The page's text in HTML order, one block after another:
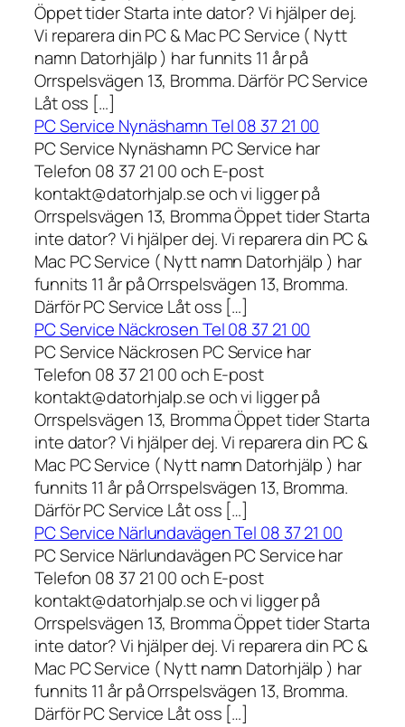
Öppet tider Starta inte dator? Vi hjälper dej.
Vi reparera din PC & Mac PC Service ( Nytt
namn Datorhjälp ) har funnits 11 år på
Orrspelsvägen 13, Bromma. Därför PC Service
Låt oss […]
PC Service Nynäshamn Tel 08 37 21 00
PC Service Nynäshamn PC Service har
Telefon 08 37 21 00 och E-post
kontakt@datorhjalp.se och vi ligger på
Orrspelsvägen 13, Bromma Öppet tider Starta
inte dator? Vi hjälper dej. Vi reparera din PC &
Mac PC Service ( Nytt namn Datorhjälp ) har
funnits 11 år på Orrspelsvägen 13, Bromma.
Därför PC Service Låt oss […]
PC Service Näckrosen Tel 08 37 21 00
PC Service Näckrosen PC Service har
Telefon 08 37 21 00 och E-post
kontakt@datorhjalp.se och vi ligger på
Orrspelsvägen 13, Bromma Öppet tider Starta
inte dator? Vi hjälper dej. Vi reparera din PC &
Mac PC Service ( Nytt namn Datorhjälp ) har
funnits 11 år på Orrspelsvägen 13, Bromma.
Därför PC Service Låt oss […]
PC Service Närlundavägen Tel 08 37 21 00
PC Service Närlundavägen PC Service har
Telefon 08 37 21 00 och E-post
kontakt@datorhjalp.se och vi ligger på
Orrspelsvägen 13, Bromma Öppet tider Starta
inte dator? Vi hjälper dej. Vi reparera din PC &
Mac PC Service ( Nytt namn Datorhjälp ) har
funnits 11 år på Orrspelsvägen 13, Bromma.
Därför PC Service Låt oss […]